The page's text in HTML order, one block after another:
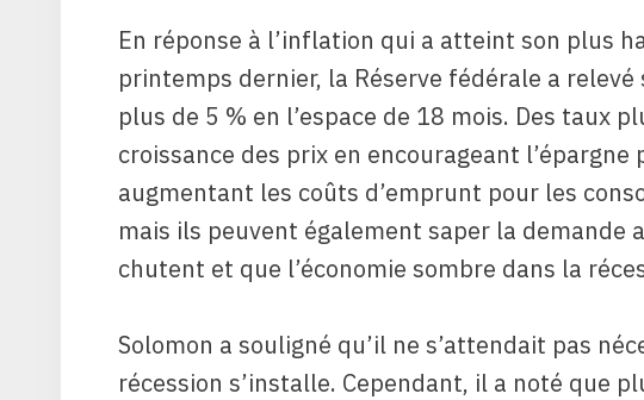
En réponse à l’inflation qui a atteint son plus
printemps dernier, la Réserve fédérale a
plus de 5 % en l’espace de 18 mois. Des taux
croissance des prix en encourageant
augmentant les coûts d’emprunt pour les
mais ils peuvent également saper la demande
chutent et que l’économie sombre dans la
Solomon a souligné qu’il ne s’attendait pas
récession s’installe. Cependant, il a noté que